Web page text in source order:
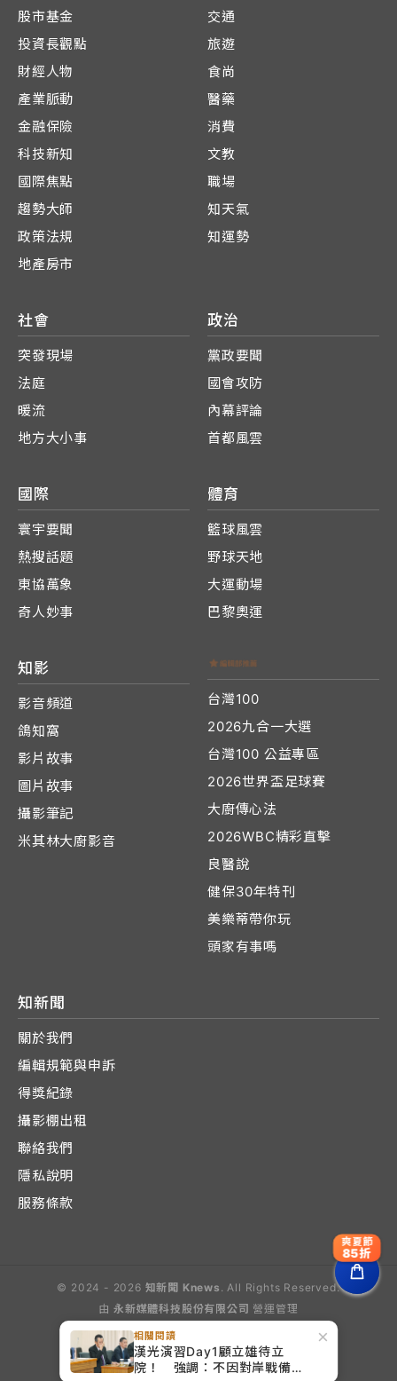
×
相關閱讀
漢光演習Day1顧立雄待立
院！ 強調：不因對岸戰備警
股市基金
投資長觀點
財經人物
產業脈動
金融保險
科技新知
國際焦點
趨勢大師
政策法規
地產房市
交通
旅遊
食尚
醫藥
消費
文教
職場
知天氣
知運勢
社會
突發現場
法庭
暖流
地方大小事
政治
黨政要聞
國會攻防
內幕評論
首都風雲
國際
寰宇要聞
熱搜話題
東協萬象
奇人妙事
體育
籃球風雲
野球天地
大運動場
巴黎奧運
知影
影音頻道
鴿知窩
影片故事
圖片故事
攝影筆記
米其林大廚影音
台灣100
2026九合一大選
台灣100 公益專區
2026世界盃足球賽
大廚傳心法
2026WBC精彩直擊
良醫說
健保30年特刊
美樂蒂帶你玩
頭家有事嗎
知新聞
關於我們
編輯規範與申訴
得獎紀錄
攝影棚出租
聯絡我們
隱私說明
服務條款
© 2024 - 2026 知新聞 Knews . All Rights Reserved.
由 永新媒體科技股份有限公司 營運管理
爽夏節
85折